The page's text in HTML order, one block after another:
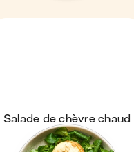
Salade de chèvre chaud